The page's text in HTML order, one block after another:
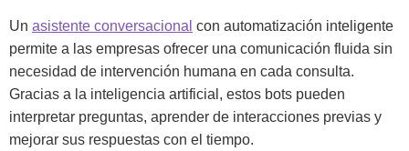
Un asistente conversacional con automatización inteligente
permite a las empresas ofrecer una comunicación fluida sin
necesidad de intervención humana en cada consulta.
Gracias a la inteligencia artificial, estos bots pueden
interpretar preguntas, aprender de interacciones previas y
mejorar sus respuestas con el tiempo.